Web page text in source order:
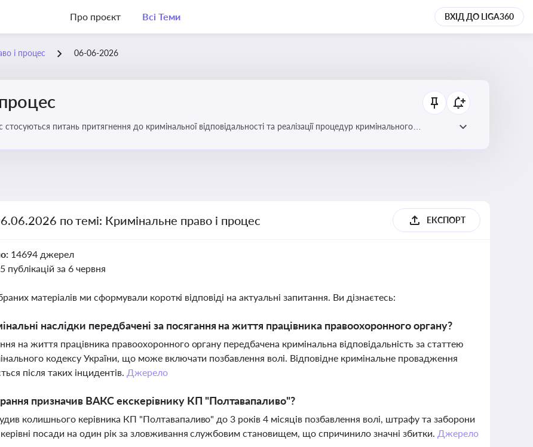
Про проєкт Всі Теми ВХІД ДО LIGA360
і процес 06-06-2026
питань притягнення до кримінальної відповідальності та реалізації процедур кримінального
по темі: Кримінальне право і процес ЕКСПОРТ
14694 джерел
публікацій за 6 червня
матеріалів ми сформували короткі відповіді на актуальні запитання. Ви дізнаєтесь:
наслідки передбачені за посягання на життя працівника правоохоронного органу?
на життя працівника правоохоронного органу передбачена кримінальна відповідальність за статтею
кодексу України, що може включати позбавлення волі. Відповідне кримінальне провадження
після таких інцидентів. Джерело
призначив ВАКС екскерівнику КП "Полтавапаливо"?
колишнього керівника КП "Полтавапаливо" до 3 років 4 місяців позбавлення волі, штрафу та заборони
посади на один рік за зловживання службовим становищем, що спричинило значні збитки. Джерело